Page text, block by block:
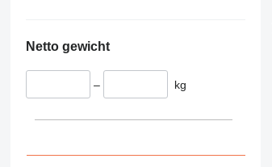
Netto gewicht
– kg